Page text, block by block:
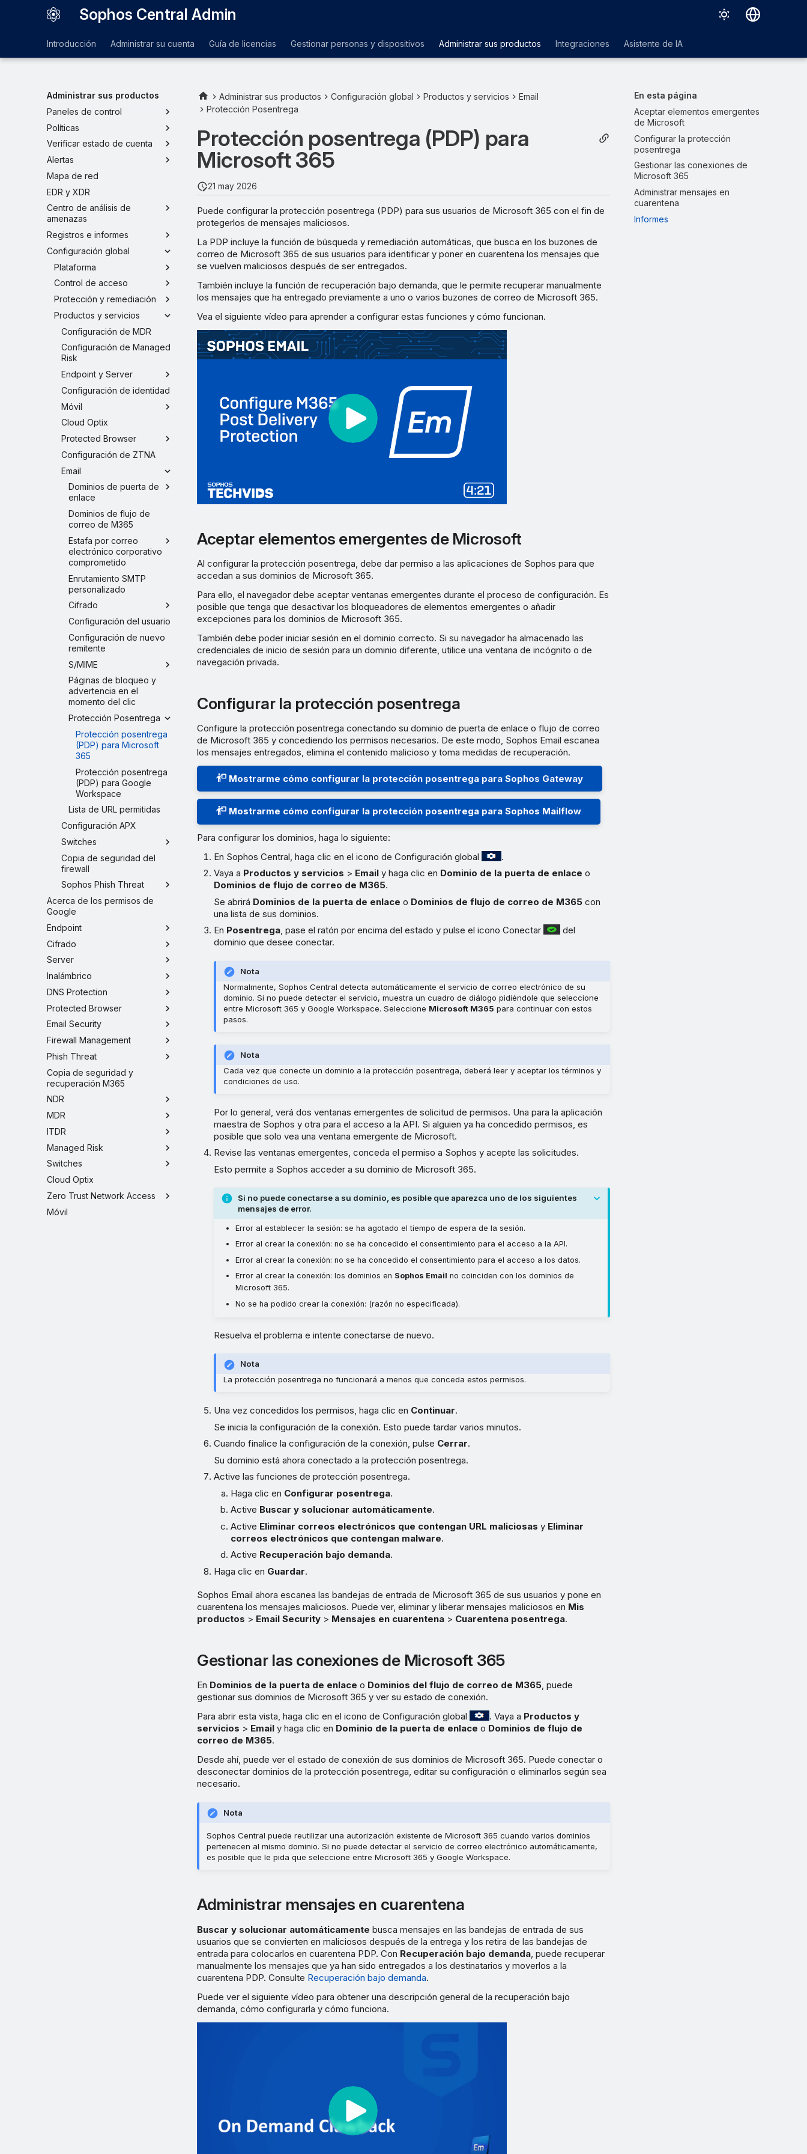
Sophos Central Admin
Français
Português (Brasil)
Introducción Administrar su cuenta Guía de licencias Gestionar personas y dispositivos Administrar sus productos Integraciones Asistente de IA
Administrar sus productos
Paneles de control
Políticas
Verificar estado de cuenta
Alertas
Mapa de red
EDR y XDR
Centro de análisis de
amenazas
Registros e informes
Configuración global
Plataforma
Control de acceso
Protección y remediación
Productos y servicios
Configuración de MDR
Configuración de Managed
Risk
Endpoint y Server
Configuración de identidad
Móvil
Cloud Optix
Protected Browser
Configuración de ZTNA
Email
Dominios de puerta de
enlace
Dominios de flujo de
correo de M365
Estafa por correo
electrónico corporativo
comprometido
Enrutamiento SMTP
personalizado
Cifrado
Configuración del usuario
Configuración de nuevo
remitente
S/MIME
Páginas de bloqueo y
advertencia en el
momento del clic
Protección Posentrega
Protección posentrega
(PDP) para Microsoft
365
Protección posentrega
(PDP) para Google
Workspace
Lista de URL permitidas
Configuración APX
Switches
Copia de seguridad del
firewall
Sophos Phish Threat
Acerca de los permisos de
Google
Endpoint
Cifrado
Server
Inalámbrico
DNS Protection
Protected Browser
Email Security
Firewall Management
Phish Threat
Copia de seguridad y
recuperación M365
NDR
MDR
ITDR
Managed Risk
Switches
Cloud Optix
Zero Trust Network Access
Móvil
En esta página
Aceptar elementos emergentes
de Microsoft
Configurar la protección
posentrega
Gestionar las conexiones de
Microsoft 365
Administrar mensajes en
cuarentena
Informes
Administrar sus productos Configuración global Productos y servicios
Email
Protección Posentrega
Protección posentrega (PDP) para
Microsoft 365
21 may 2026
Puede configurar la protección posentrega (PDP) para sus usuarios de Microsoft 365 con el fin de
protegerlos de mensajes maliciosos.
La PDP incluye la función de búsqueda y remediación automáticas, que busca en los buzones de
correo de Microsoft 365 de sus usuarios para identificar y poner en cuarentena los mensajes que
se vuelven maliciosos después de ser entregados.
También incluye la función de recuperación bajo demanda, que le permite recuperar manualmente
los mensajes que ha entregado previamente a uno o varios buzones de correo de Microsoft 365.
Vea el siguiente vídeo para aprender a configurar estas funciones y cómo funcionan.
Aceptar elementos emergentes de Microsoft
Al configurar la protección posentrega, debe dar permiso a las aplicaciones de Sophos para que
accedan a sus dominios de Microsoft 365.
Para ello, el navegador debe aceptar ventanas emergentes durante el proceso de configuración. Es
posible que tenga que desactivar los bloqueadores de elementos emergentes o añadir
excepciones para los dominios de Microsoft 365.
También debe poder iniciar sesión en el dominio correcto. Si su navegador ha almacenado las
credenciales de inicio de sesión para un dominio diferente, utilice una ventana de incógnito o de
navegación privada.
Configurar la protección posentrega
Configure la protección posentrega conectando su dominio de puerta de enlace o flujo de correo
de Microsoft 365 y concediendo los permisos necesarios. De este modo, Sophos Email escanea
los mensajes entregados, elimina el contenido malicioso y toma medidas de recuperación.
Mostrarme cómo configurar la protección posentrega para Sophos Gateway
Mostrarme cómo configurar la protección posentrega para Sophos Mailflow
Para configurar los dominios, haga lo siguiente:
En Sophos Central, haga clic en el icono de Configuración global
.
Vaya a Productos y servicios > Email y haga clic en Dominio de la puerta de enlace o
Dominios de flujo de correo de M365.
Se abrirá Dominios de la puerta de enlace o Dominios de flujo de correo de M365 con
una lista de sus dominios.
En Posentrega, pase el ratón por encima del estado y pulse el icono Conectar
del
dominio que desee conectar.
Nota
Normalmente, Sophos Central detecta automáticamente el servicio de correo electrónico de su
dominio. Si no puede detectar el servicio, muestra un cuadro de diálogo pidiéndole que seleccione
entre Microsoft 365 y Google Workspace. Seleccione Microsoft M365 para continuar con estos
pasos.
Nota
Cada vez que conecte un dominio a la protección posentrega, deberá leer y aceptar los términos y
condiciones de uso.
Por lo general, verá dos ventanas emergentes de solicitud de permisos. Una para la aplicación
maestra de Sophos y otra para el acceso a la API. Si alguien ya ha concedido permisos, es
posible que solo vea una ventana emergente de Microsoft.
Revise las ventanas emergentes, conceda el permiso a Sophos y acepte las solicitudes.
Esto permite a Sophos acceder a su dominio de Microsoft 365.
Si no puede conectarse a su dominio, es posible que aparezca uno de los siguientes
mensajes de error.
Error al establecer la sesión: se ha agotado el tiempo de espera de la sesión.
Error al crear la conexión: no se ha concedido el consentimiento para el acceso a la API.
Error al crear la conexión: no se ha concedido el consentimiento para el acceso a los datos.
Error al crear la conexión: los dominios en Sophos Email no coinciden con los dominios de
Microsoft 365.
No se ha podido crear la conexión: (razón no especificada).
Resuelva el problema e intente conectarse de nuevo.
Nota
La protección posentrega no funcionará a menos que conceda estos permisos.
Una vez concedidos los permisos, haga clic en Continuar.
Se inicia la configuración de la conexión. Esto puede tardar varios minutos.
Cuando finalice la configuración de la conexión, pulse Cerrar.
Su dominio está ahora conectado a la protección posentrega.
Active las funciones de protección posentrega.
Haga clic en Configurar posentrega.
Active Buscar y solucionar automáticamente.
Active Eliminar correos electrónicos que contengan URL maliciosas y Eliminar
correos electrónicos que contengan malware.
Active Recuperación bajo demanda.
Haga clic en Guardar.
Sophos Email ahora escanea las bandejas de entrada de Microsoft 365 de sus usuarios y pone en
cuarentena los mensajes maliciosos. Puede ver, eliminar y liberar mensajes maliciosos en Mis
productos > Email Security > Mensajes en cuarentena > Cuarentena posentrega.
Gestionar las conexiones de Microsoft 365
En Dominios de la puerta de enlace o Dominios del flujo de correo de M365, puede
gestionar sus dominios de Microsoft 365 y ver su estado de conexión.
Para abrir esta vista, haga clic en el icono de Configuración global
. Vaya a Productos y
servicios > Email y haga clic en Dominio de la puerta de enlace o Dominios de flujo de
correo de M365.
Desde ahí, puede ver el estado de conexión de sus dominios de Microsoft 365. Puede conectar o
desconectar dominios de la protección posentrega, editar su configuración o eliminarlos según sea
necesario.
Nota
Sophos Central puede reutilizar una autorización existente de Microsoft 365 cuando varios dominios
pertenecen al mismo dominio. Si no puede detectar el servicio de correo electrónico automáticamente,
es posible que le pida que seleccione entre Microsoft 365 y Google Workspace.
Administrar mensajes en cuarentena
Buscar y solucionar automáticamente busca mensajes en las bandejas de entrada de sus
usuarios que se convierten en maliciosos después de la entrega y los retira de las bandejas de
entrada para colocarlos en cuarentena PDP. Con Recuperación bajo demanda , puede recuperar
manualmente los mensajes que ya han sido entregados a los destinatarios y moverlos a la
cuarentena PDP. Consulte Recuperación bajo demanda.
Puede ver el siguiente vídeo para obtener una descripción general de la recuperación bajo
demanda, cómo configurarla y cómo funciona.